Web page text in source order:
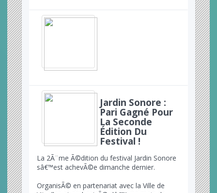
Jardin Sonore :
Pari Gagné Pour
La Seconde
Édition Du
Festival !
La 2Ã¨me Ã©dition du festival Jardin Sonore
sâ€™est achevÃ©e dimanche dernier.
OrganisÃ© en partenariat avec la Ville de